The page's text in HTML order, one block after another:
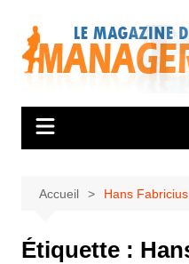
contenu
Accueil Hans Fabricius
Étiquette :